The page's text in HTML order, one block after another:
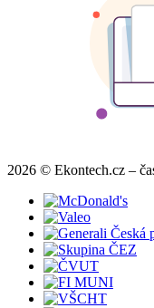
2026 © Ekontech.cz –